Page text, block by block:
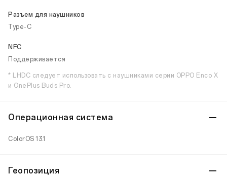
Разъем для наушников
Type-C
NFC
Поддерживается
* LHDC следует использовать с наушниками серии OPPO Enco X
и OnePlus Buds Pro.
Операционная система
ColorOS 13.1
Геопозиция